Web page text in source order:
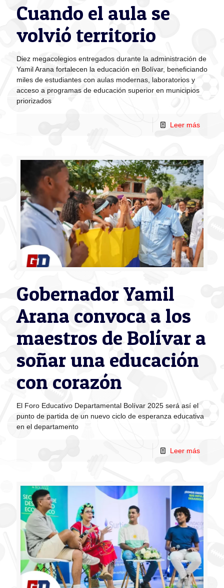
Cuando el aula se
volvió territorio
Diez megacolegios entregados durante la administración de
Yamil Arana fortalecen la educación en Bolívar, beneficiando
miles de estudiantes con aulas modernas, laboratorios y
acceso a programas de educación superior en municipios
priorizados
Leer más
Gobernador Yamil
Arana convoca a los
maestros de Bolívar a
soñar una educación
con corazón
El Foro Educativo Departamental Bolívar 2025 será así el
punto de partida de un nuevo ciclo de esperanza educativa
en el departamento
Leer más